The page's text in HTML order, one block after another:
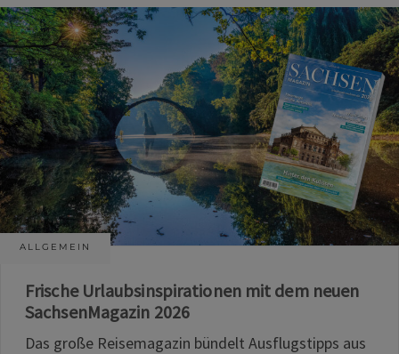
ALLGEMEIN
Frische Urlaubsinspirationen mit dem neuen
SachsenMagazin 2026
Das große Reisemagazin bündelt Ausflugstipps aus